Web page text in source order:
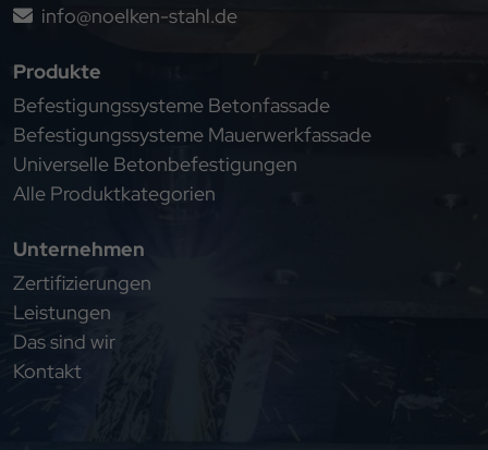
info@noelken-stahl.de
Produkte
Befestigungssysteme Betonfassade
Befestigungssysteme Mauerwerkfassade
Universelle Betonbefestigungen
Alle Produktkategorien
Unternehmen
Zertifizierungen
Leistungen
Das sind wir
Kontakt